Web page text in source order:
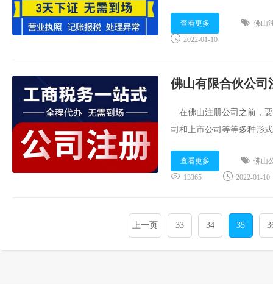
查看更多
佛山
2022-01-10
佛山有限合伙公司
在佛山注册公司之前，
司和上市公司等等多种形
团顾问就为大家分享：...
查看更多
佛山
13365
2022-01-10
上一页 33 34 35